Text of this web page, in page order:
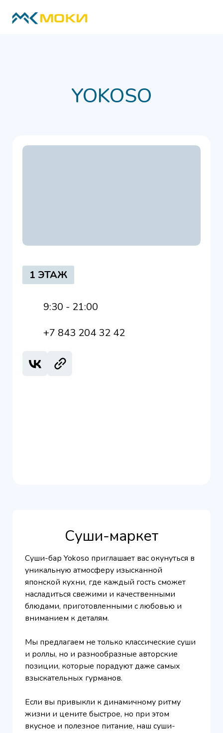
YOKOSO
1 ЭТАЖ
9:30 - 21:00
+7 843 204 32 42
Суши-маркет
Суши-бар Yokoso приглашает вас окунуться в
уникальную атмосферу изысканной
японской кухни, где каждый гость сможет
насладиться свежими и качественными
блюдами, приготовленными с любовью и
вниманием к деталям.
Мы предлагаем не только классические суши
и роллы, но и разнообразные авторские
позиции, которые порадуют даже самых
взыскательных гурманов.
Если вы привыкли к динамичному ритму
жизни и цените быстрое, но при этом
вкусное и полезное питание, наш суши-